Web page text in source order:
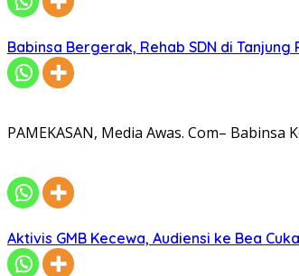
Babinsa Bergerak, Rehab SDN di Tanjung
PAMEKASAN, Media Awas. Com–
Aktivis GMB Kecewa, Audiensi ke Bea